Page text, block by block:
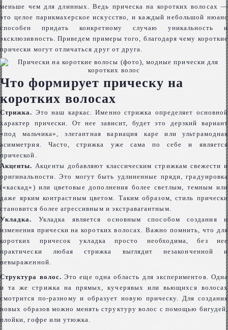
меньше чем для длинных. Ведь прическа на коротких волосах —
это целое парикмахерское искусство, и каждый небольшой нюанс
способен придать конкретному случаю уникальность и
эксклюзивность. Приведем примеры того, благодаря чему короткие
прически могут отличаться друг от друга.
Что формирует прическу на
коротких волосах
Стрижка. Это наш каркас. Именно стрижка определяет основной
характер прически. От нее зависит, будет это дерзкий вариант
«под мальчика», элегантная вариация каре или ультрамодная
асимметрия. Часто, стрижка уже сама по себе и является
прической.
Акценты. Акценты добавляют классическим стрижкам свежести и
оригинальности. Это могут быть удлиненные пряди, градуировка
(«каскад») или цветовые дополнения более светлым, темным или
даже ярким контрастным цветом. Таким образом, стиль прически
становится более агрессивным и экстравагантным.
Укладка. Укладка является основным способом создания и
изменения прически на коротких волосах. Важно помнить, что для
коротких причесок укладка просто необходима, без нее
практически любая стрижка выглядит незаконченной и
невыраженной.
Структура волос. Это еще одна область для экспериментов. Одна
и та же стрижка на прямых, кучерявых или вьющихся волосах
смотрится по-разному и образует новую прическу. Для создания
новых образов можно менять структуру волос с помощью бигудей,
плойки, гофре или утюжка.